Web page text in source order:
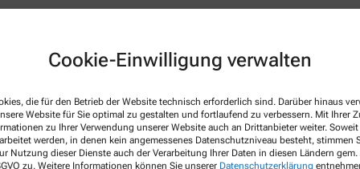
Cookie-Einwilligung verwalten
die für den Betrieb der Website technisch erforderlich sind. Darüber hinaus
Website für Sie optimal zu gestalten und fortlaufend zu verbessern. Mit Ihrer
zu Ihrer Verwendung unserer Website auch an Drittanbieter weiter. Soweit
werden, in denen kein angemessenes Datenschutzniveau besteht, stimmen
Nutzung dieser Dienste auch der Verarbeitung Ihrer Daten in diesen Ländern
zu. Weitere Informationen können Sie unserer Datenschutzerklärung
Arzneimittelpreisverordnung,
des Bundesvereinigung Deutscher Apothekerverbände
im Geltungsbereich des Arzneimittelgesetzes (AMG)